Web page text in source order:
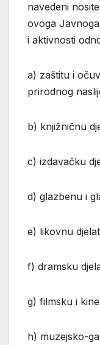
navedeni
ovoga
i aktivnosti
a) zaštitu i
prirodnog
b) knjižničnu
c) izdavačku
d) glazbenu i
e) likovnu
f) dramsku
g) filmsku i
h) muzejsko-